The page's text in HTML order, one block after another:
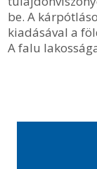
be. A
kiadásával a
A falu